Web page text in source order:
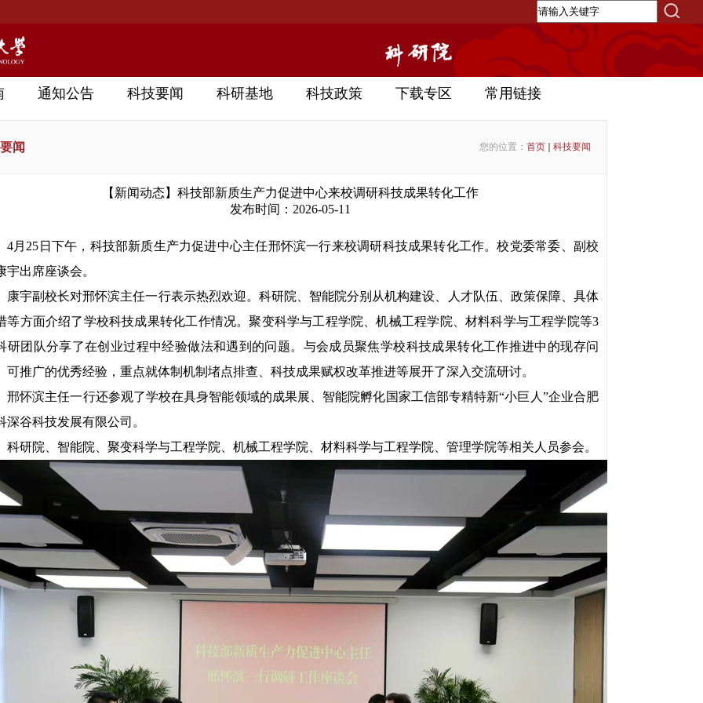
通知公告 科技要闻 科研基地 科技政策 下载专区 常用链接
闻 您的位置： 首页 科技要闻
【新闻动态】科技部新质生产力促进中心来校调研科技成果转化工作
发布时间：2026-05-11
4月25日下午，科技部新质生产力促进中心主任邢怀滨一行来校调研科技成果转化工作。校党委常委、副校
宇出席座谈会。
康宇副校长对邢怀滨主任一行表示热烈欢迎。科研院、智能院分别从机构建设、人才队伍、政策保障、具体
等方面介绍了学校科技成果转化工作情况。聚变科学与工程学院、机械工程学院、材料科学与工程学院等3
研团队分享了在创业过程中经验做法和遇到的问题。与会成员聚焦学校科技成果转化工作推进中的现存问
可推广的优秀经验，重点就体制机制堵点排查、科技成果赋权改革推进等展开了深入交流研讨。
邢怀滨主任一行还参观了学校在具身智能领域的成果展、智能院孵化国家工信部专精特新“小巨人”企业合肥
深谷科技发展有限公司。
科研院、智能院、聚变科学与工程学院、机械工程学院、材料科学与工程学院、管理学院等相关人员参会。